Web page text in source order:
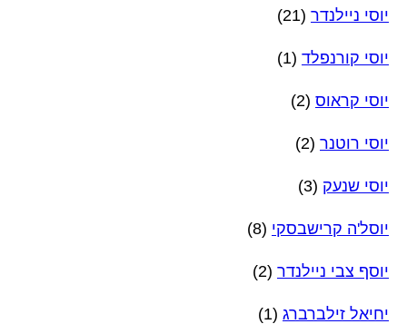
יוסי ניילנדר (21)
יוסי קורנפלד (1)
יוסי קראוס (2)
יוסי רוטנר (2)
יוסי שנעק (3)
יוסל'ה קרישבסקי (8)
יוסף צבי ניילנדר (2)
יחיאל זילברברג (1)